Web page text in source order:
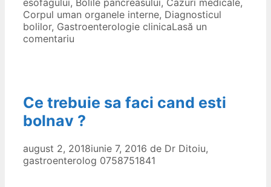
esofagului, Bolile pancreasului, Cazuri medicale,
Corpul uman organele interne, Diagnosticul
bolilor, Gastroenterologie clinicaLasă un
comentariu
Ce trebuie sa faci cand esti
bolnav ?
august 2, 2018iunie 7, 2016 de Dr Ditoiu,
gastroenterolog 0758751841